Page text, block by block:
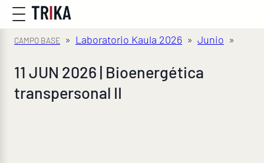
» Laboratorio Kaula 2026 » Junio »
11 JUN 2026 | Bioenergética
transpersonal II